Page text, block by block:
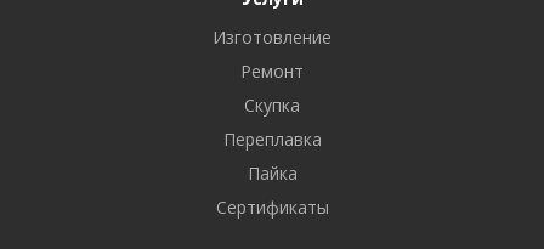
Изготовление
Ремонт
Скупка
Переплавка
Пайка
Сертификаты